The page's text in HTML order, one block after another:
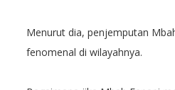
Menurut dia, penjemputan
fenomenal di wilayahnya.